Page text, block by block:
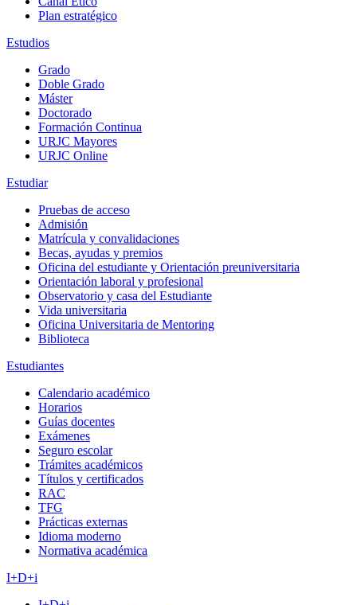
Plan estratégico
Estudios
Grado
Doble Grado
Máster
Doctorado
Formación Continua
URJC Mayores
URJC Online
Estudiar
Pruebas de acceso
Admisión
Matrícula y convalidaciones
Becas, ayudas y premios
Oficina del estudiante y Orientación preuniversitaria
Orientación laboral y profesional
Observatorio y casa del Estudiante
Vida universitaria
Oficina Universitaria de Mentoring
Biblioteca
Estudiantes
Calendario académico
Horarios
Guías docentes
Exámenes
Seguro escolar
Trámites académicos
Títulos y certificados
RAC
TFG
Prácticas externas
Idioma moderno
Normativa académica
I+D+i